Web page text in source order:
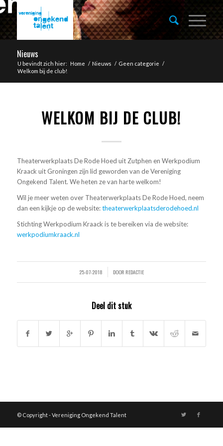
Nieuws
U bevindt zich hier: Home / Nieuws / Geen categorie /
Welkom bij de club!
WELKOM BIJ DE CLUB!
Theaterwerkplaats De Rode Hoed uit Zutphen en Werkpodium
Kraack uit Groningen zijn lid geworden van de Vereniging
Ongekend Talent. We heten ze van harte welkom!
Wil je meer weten over Theaterwerkplaats De Rode Hoed, neem
dan een kijkje op de website:theaterwerkplaatsderodehoed.nl
Stichting Werkpodium Kraack is te bereiken via de website:
werkpodiumkraack.nl
25-07-2018 DOOR REDACTIE
Deel dit stuk
© Copyright - Vereniging Ongekend Talent